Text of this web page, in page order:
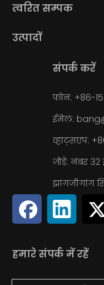
त्वरित सम्पक
उत्पादों
संपर्क करें
फ़ोन: +86-
ईमेल:
व्हाट्सएप:
जोड़ें: नंबर 32
झांगजीगांग
हमारे संपर्क में रहें